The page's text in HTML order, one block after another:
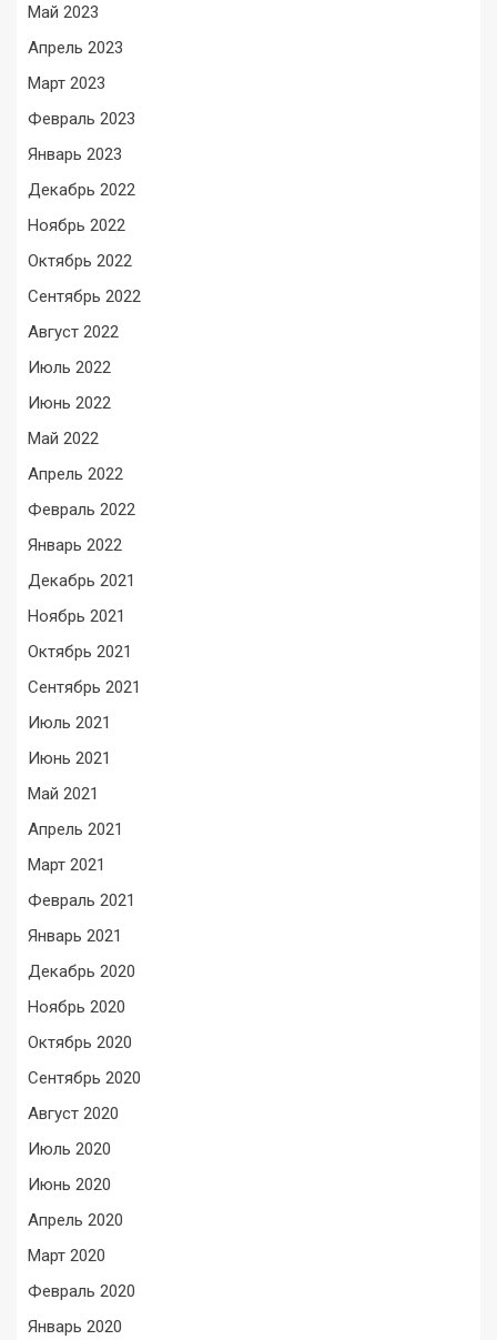
Май 2023
Апрель 2023
Март 2023
Февраль 2023
Январь 2023
Декабрь 2022
Ноябрь 2022
Октябрь 2022
Сентябрь 2022
Август 2022
Июль 2022
Июнь 2022
Май 2022
Апрель 2022
Февраль 2022
Январь 2022
Декабрь 2021
Ноябрь 2021
Октябрь 2021
Сентябрь 2021
Июль 2021
Июнь 2021
Май 2021
Апрель 2021
Март 2021
Февраль 2021
Январь 2021
Декабрь 2020
Ноябрь 2020
Октябрь 2020
Сентябрь 2020
Август 2020
Июль 2020
Июнь 2020
Апрель 2020
Март 2020
Февраль 2020
Январь 2020